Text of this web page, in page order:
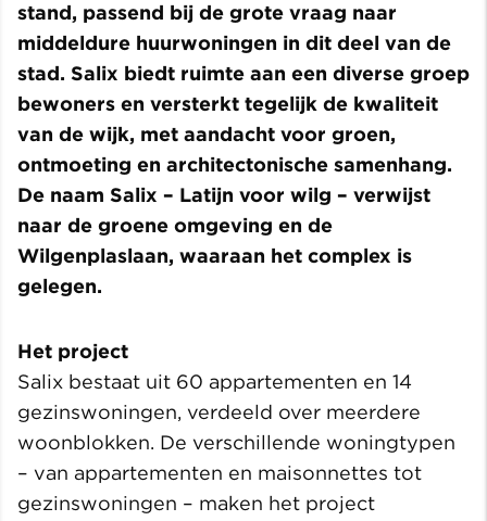
stand, passend bij de grote vraag naar
middeldure huurwoningen in dit deel van de
stad. Salix biedt ruimte aan een diverse groep
bewoners en versterkt tegelijk de kwaliteit
van de wijk, met aandacht voor groen,
ontmoeting en architectonische samenhang.
De naam Salix – Latijn voor wilg – verwijst
naar de groene omgeving en de
Wilgenplaslaan, waaraan het complex is
gelegen.
Het project
Salix bestaat uit 60 appartementen en 14
gezinswoningen, verdeeld over meerdere
woonblokken. De verschillende woningtypen
– van appartementen en maisonnettes tot
gezinswoningen – maken het project